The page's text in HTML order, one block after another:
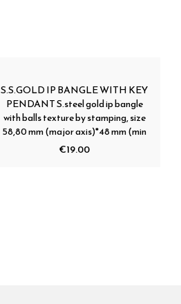
S.S.GOLD IP BANGLE WITH KEY
PENDANT S.steel gold ip bangle
with balls texture by stamping, size
58,80 mm (major axis)*48 mm (min
€19.00